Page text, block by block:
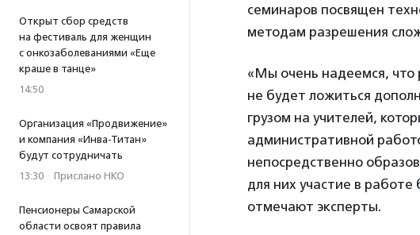
Открыт сбор средств
на фестиваль для женщин
с онкозаболеваниями «Еще
краше в танце»
14:50
Организация «Продвижение»
и компания «Инва-Титан»
будут сотрудничать
13:30 · Прислано НКО
Пенсионеры Самарской
области освоят правила
семинаров посвящен
методам разрешения
«Мы очень надеемся,
не будет ложиться
грузом на учителей,
административной
непосредственно
для них участие в
отмечают эксперты.